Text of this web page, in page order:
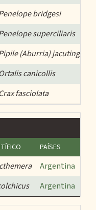
bridgesi
superciliaris
(Aburria) jacutinga
Ortalis canicollis
Crax fasciolata
PAÍSES
Argentina
Argentina